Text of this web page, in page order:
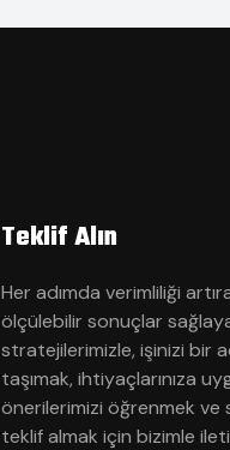
Teklif Alın
Her adımda verimliliği
ölçülebilir sonuçlar
stratejilerimizle, işinizi bir
taşımak, ihtiyaçlarınıza
önerilerimizi öğrenmek ve
teklif almak için bizimle